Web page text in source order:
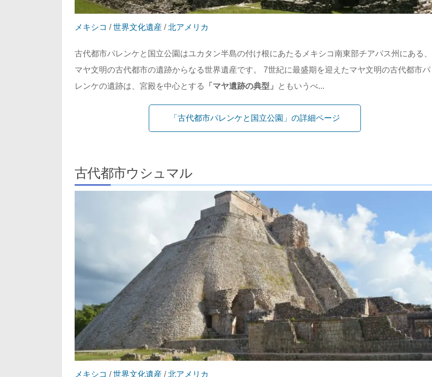
メキシコ /世界文化遺産 /北アメリカ
古代都市パレンケと国立公園はユカタン半島の付け根にあたるメキシコ南東部チアパス州にある、
マヤ文明の古代都市の遺跡からなる世界遺産です。 7世紀に最盛期を迎えたマヤ文明の古代都市パ
レンケの遺跡は、宮殿を中心とする
「マヤ遺跡の典型」 ともいうべ...
「古代都市パレンケと国立公園」の詳細ページ
古代都市ウシュマル
メキシコ /世界文化遺産 /北アメリカ